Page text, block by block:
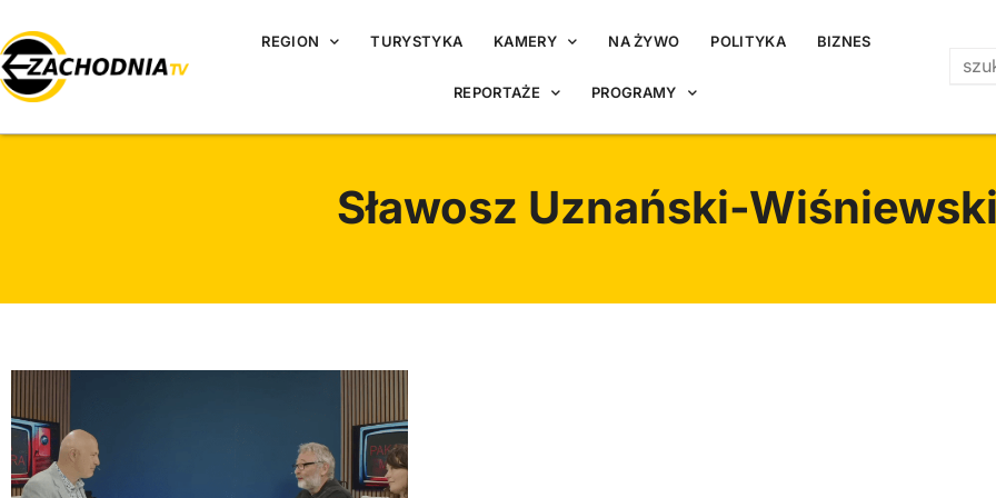
REGION TURYSTYKA KAMERY NA ŻYWO POLITYKA BIZNES
REPORTAŻE PROGRAMY
Sławosz Uznański-